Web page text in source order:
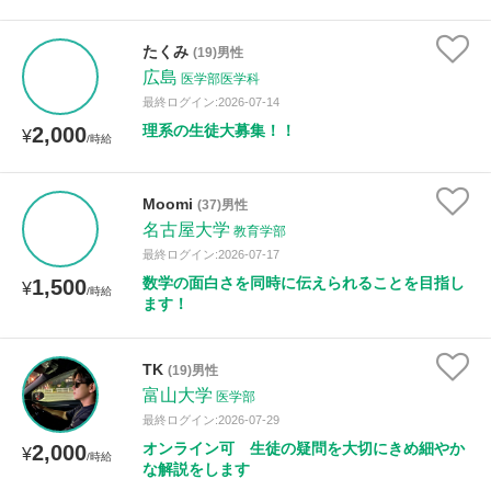
¥2,000/時給
たくみ (19)男性
広島 医学部医学科
最終ログイン:2026-07-14
理系の生徒大募集！！
¥1,500/時給
Moomi (37)男性
名古屋大学 教育学部
最終ログイン:2026-07-17
数学の面白さを同時に伝えられることを目指し
ます！
¥2,000/時給
TK (19)男性
富山大学 医学部
最終ログイン:2026-07-29
オンライン可 生徒の疑問を大切にきめ細やか
な解説をします